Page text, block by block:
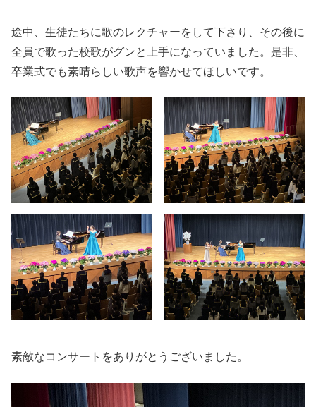
途中、生徒たちに歌のレクチャーをして下さり、その後に
全員で歌った校歌がグンと上手になっていました。是非、
卒業式でも素晴らしい歌声を響かせてほしいです。
素敵なコンサートをありがとうございました。